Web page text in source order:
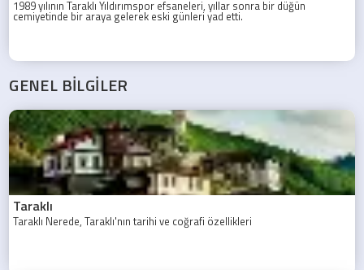
1989 yılının Taraklı Yıldırımspor efsaneleri, yıllar sonra bir düğün
cemiyetinde bir araya gelerek eski günleri yad etti.
GENEL BİLGİLER
Taraklı
Taraklı Nerede, Taraklı'nın tarihi ve coğrafi özellikleri